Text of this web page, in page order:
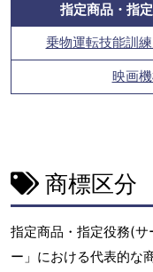
指定商品・指
乗物運転技能訓
映画
商標区分
指定商品・指定役務(
ー」における代表的な